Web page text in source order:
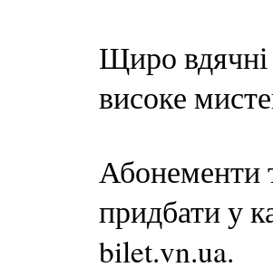
Щиро вдячні
високе
Абонементи
придбати у
bilet.vn.ua.